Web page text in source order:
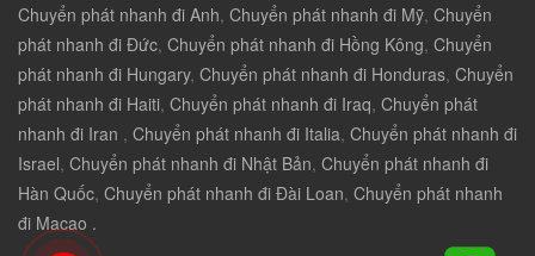
Chuyển phát nhanh đi Anh, Chuyển phát nhanh đi Mỹ, Chuyển
phát nhanh đi Đức, Chuyển phát nhanh đi Hồng Kông, Chuyển
phát nhanh đi Hungary, Chuyển phát nhanh đi Honduras, Chuyển
phát nhanh đi Haiti, Chuyển phát nhanh đi Iraq, Chuyển phát
nhanh đi Iran , Chuyển phát nhanh đi Italia, Chuyển phát nhanh đi
Israel, Chuyển phát nhanh đi Nhật Bản, Chuyển phát nhanh đi
Hàn Quốc, Chuyển phát nhanh đi Đài Loan, Chuyển phát nhanh
đi Macao .